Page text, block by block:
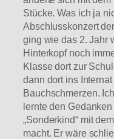
Stücke. Was ich ja
Abschlusskonzert
ging wie das 2. Jahr
Hinterkopf noch
Klasse dort zur
dann dort ins
Bauchschmerzen.
lernte den
„Sonderkind“ mit
macht. Er wäre